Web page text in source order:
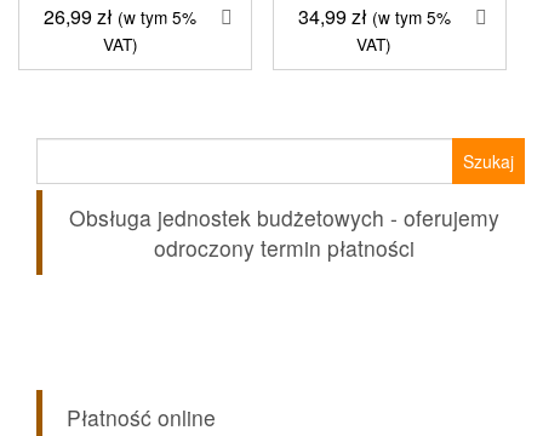
26,99zł (w tym 5%
VAT)
34,99zł (w tym 5%
VAT)
Obsługa jednostek budżetowych - oferujemy
odroczony termin płatności
Płatność online